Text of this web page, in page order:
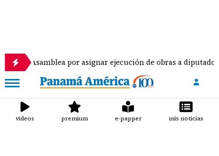
por asignar ejecución de obras a diputados
videos premium e-papper mis noticias